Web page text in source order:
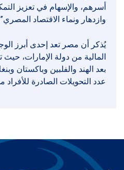
أسرهم، والإسهام في تعزيز
وازدهار ونماء الاقتصاد
يُذكر أن مصر تعد إحدى أبرز
المالية من دولة الإمارات،
بعد الهند والفلبين وباكستان
عدد التحويلات الصادرة للأفراد